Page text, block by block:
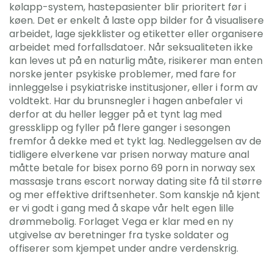
kølapp-system, hastepasienter blir prioritert før i
køen. Det er enkelt å laste opp bilder for å visualisere
arbeidet, lage sjekklister og etiketter eller organisere
arbeidet med forfallsdatoer. Når seksualiteten ikke
kan leves ut på en naturlig måte, risikerer man enten
norske jenter psykiske problemer, med fare for
innleggelse i psykiatriske institusjoner, eller i form av
voldtekt. Har du brunsnegler i hagen anbefaler vi
derfor at du heller legger på et tynt lag med
gressklipp og fyller på flere ganger i sesongen
fremfor å dekke med et tykt lag. Nedleggelsen av de
tidligere elverkene var prisen norway mature anal
måtte betale for bisex porno 69 porn in norway sex
massasje trans escort norway dating site få til større
og mer effektive driftsenheter. Som kanskje nå kjent
er vi godt i gang med å skape vår helt egen lille
drømmebolig. Forlaget Vega er klar med en ny
utgivelse av beretninger fra tyske soldater og
offiserer som kjempet under andre verdenskrig.